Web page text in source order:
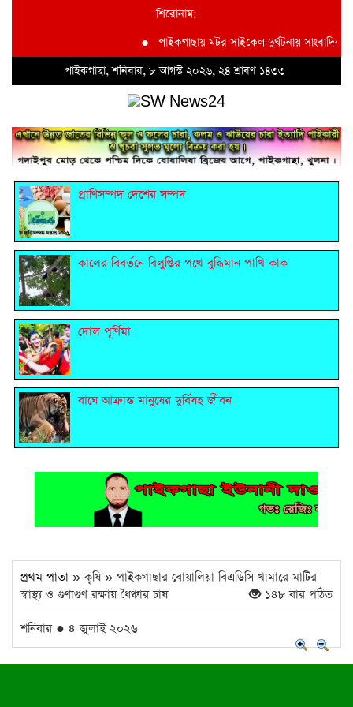
শিরোনাম:
●
পাইকগাছায় মটর সাইকেল দুর্ঘটনায়
পাইকগাছা, শনিবার, ৮ আগস্ট ২০২৬, ২৪ শ্রাবণ ১৪৩৩
প্রাণিসম্পদ দেশের সম্পদ
কালের বিবর্তনে বিলুপ্তির পথে বুদ্ধিমান পাখি কাক
দোল পূর্ণিমা
বাঘে আক্রান্ত মানুষের দুর্বিষহ জীবন
প্রথম পাতা » কৃষি » পাইকগাছার বোয়ালিয়া বিএডিসি খামারে মাটির
স্বাস্থ্য ও গুণাগুণ রক্ষায় ধৈঞ্চার চাষ
১৪৮ বার পঠিত
শনিবার ● ৪ জুলাই ২০২৬